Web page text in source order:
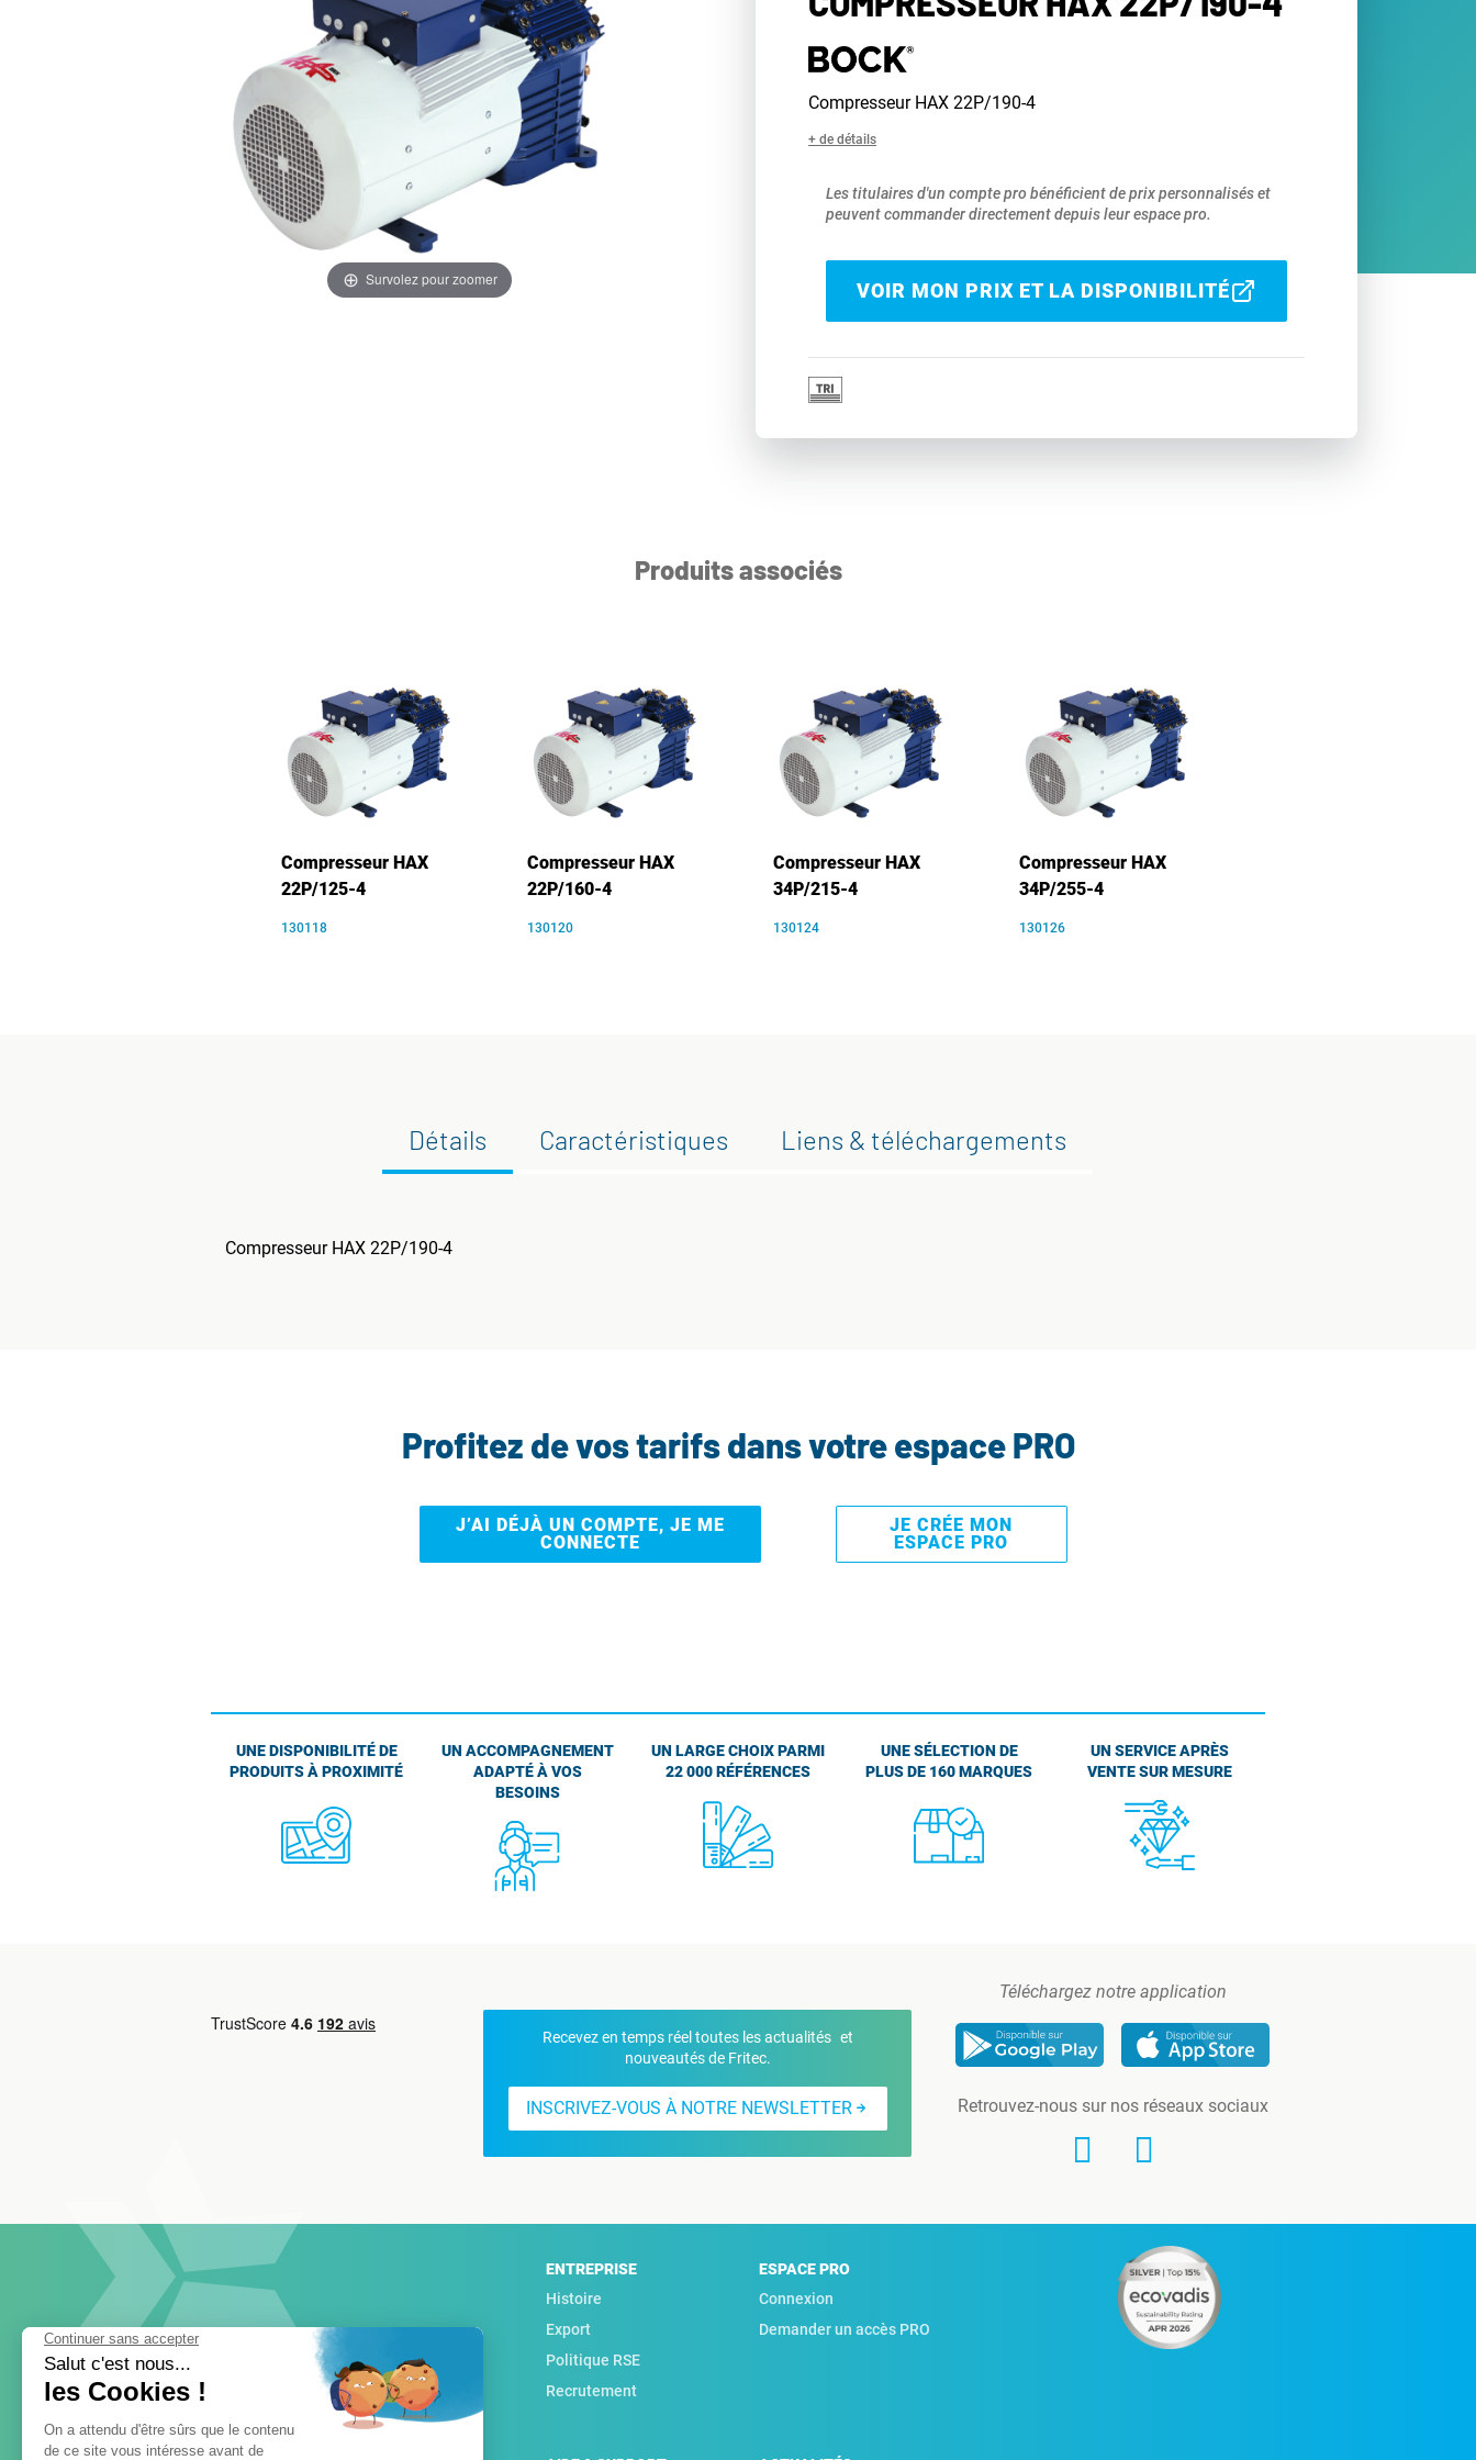
Survolez pour zoomer
Compresseur HAX 22P/190-4
+ de détails
Les titulaires d'un compte pro bénéficient de prix personnalisés et
peuvent commander directement depuis leur espace pro.
VOIR MON PRIX ET LA DISPONIBILITÉ
Produits associés
Compresseur HAX
22P/125-4
130118
Compresseur HAX
22P/160-4
130120
Compresseur HAX
34P/215-4
130124
Compresseur HAX
34P/255-4
130126
Détails Caractéristiques Liens & téléchargements
Compresseur HAX 22P/190-4
Profitez de vos tarifs dans votre espace PRO
J’AI DÉJÀ UN COMPTE, JE ME
CONNECTE
JE CRÉE MON
ESPACE PRO
UNE DISPONIBILITÉ DE
PRODUITS À PROXIMITÉ
UN ACCOMPAGNEMENT
ADAPTÉ À VOS
BESOINS
UN LARGE CHOIX PARMI
22 000 RÉFÉRENCES
UNE SÉLECTION DE
PLUS DE 160 MARQUES
UN SERVICE APRÈS
VENTE SUR MESURE
Recevez en temps réel toutes les actualités et
nouveautés de Fritec.
INSCRIVEZ-VOUS À NOTRE NEWSLETTER
Téléchargez notre application
Retrouvez-nous sur nos réseaux sociaux
ENTREPRISE
Histoire
Export
Politique RSE
Recrutement
ESPACE PRO
Connexion
Demander un accès PRO